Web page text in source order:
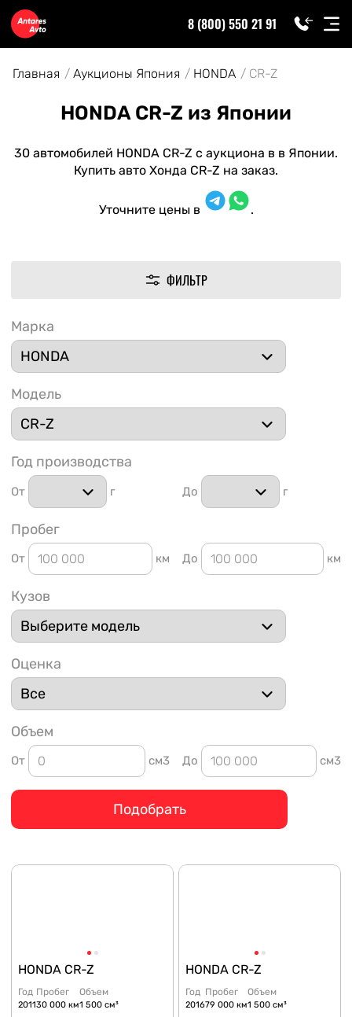
91
8 (800) 550 21 91
Главная Аукционы Япония HONDA CR-Z
HONDA CR-Z из Японии
30 автомобилей HONDA CR-Z с аукциона в в Японии.
Купить авто Хонда CR-Z на заказ.
Уточните цены в .
ФИЛЬТР
Марка
Модель
Год производства
От г До г
Пробег
От км До км
Кузов
Оценка
Объем
От см3 До см3
Подобрать
HONDA CR-Z
Год
2011
Пробег
30 000 км
Объем
1 500 см³
HONDA CR-Z
Год
2016
Пробег
79 000 км
Объем
1 500 см³